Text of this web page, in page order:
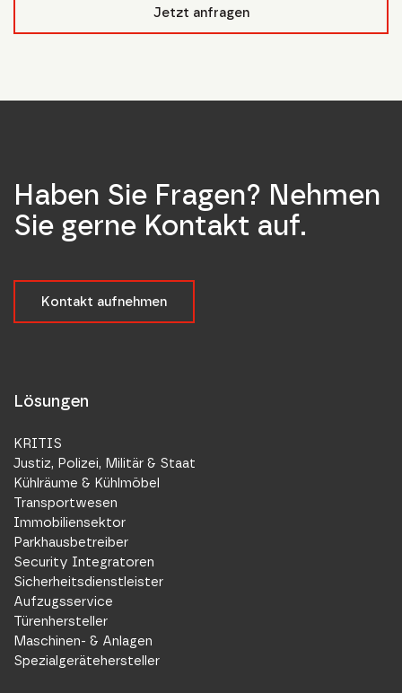
Jetzt anfragen
Haben Sie Fragen? Nehmen
Sie gerne Kontakt auf.
Kontakt aufnehmen
Lösungen
KRITIS
Justiz, Polizei, Militär & Staat
Kühlräume & Kühlmöbel
Transportwesen
Immobiliensektor
Parkhausbetreiber
Security Integratoren
Sicherheitsdienstleister
Aufzugsservice
Türenhersteller
Maschinen- & Anlagen
Spezialgerätehersteller